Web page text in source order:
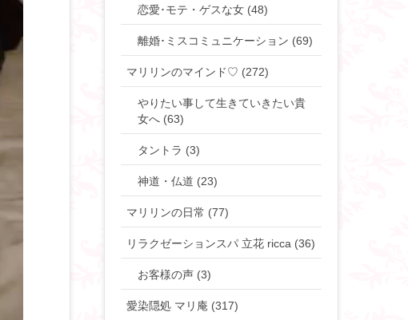
恋愛･モテ・ゲスな女 (48)
離婚･ミスコミュニケーション (69)
マリリンのマインド♡ (272)
やりたい事して生きていきたい貴
女へ (63)
タントラ (3)
神道・仏道 (23)
マリリンの日常 (77)
リラクゼーションスパ 立花 ricca (36)
お客様の声 (3)
愛染隠処 マリ庵 (317)